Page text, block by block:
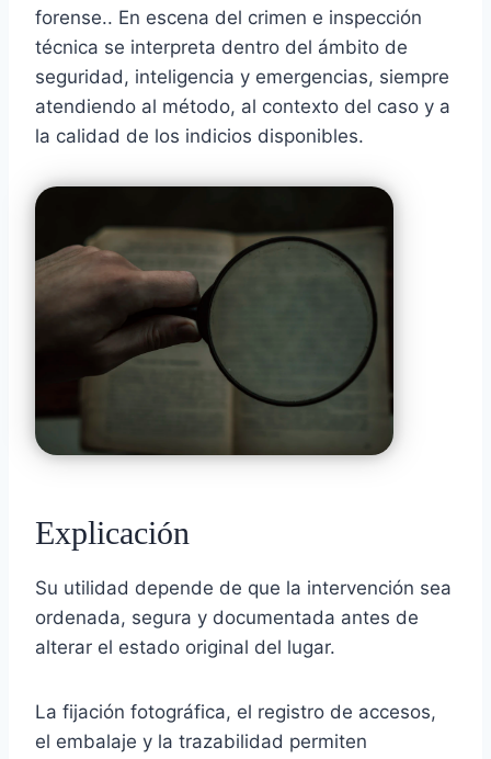
forense.. En escena del crimen e inspección
técnica se interpreta dentro del ámbito de
seguridad, inteligencia y emergencias, siempre
atendiendo al método, al contexto del caso y a
la calidad de los indicios disponibles.
Explicación
Su utilidad depende de que la intervención sea
ordenada, segura y documentada antes de
alterar el estado original del lugar.
La fijación fotográfica, el registro de accesos,
el embalaje y la trazabilidad permiten